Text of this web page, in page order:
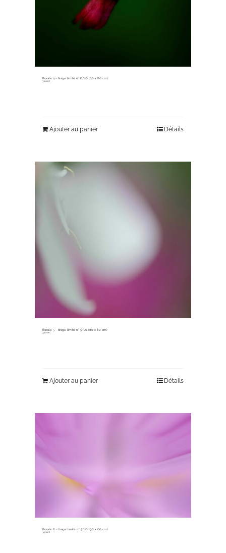
florale 4 ~ tirage limité n° 6/20 (80 x 80 cm)
330,00€
Ajouter au panier Détails
florale 5 ~ tirage limité n° 5/20 (80 x 80 cm)
330,00€
Ajouter au panier Détails
florale 6 ~ tirage limité n° 5/20 (90 x 60 cm)
345,00€